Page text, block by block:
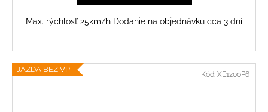
Max. rýchlosť 25km/h Dodanie na objednávku cca 3 dní
JAZDA BEZ VP
Kód: XE1200P6